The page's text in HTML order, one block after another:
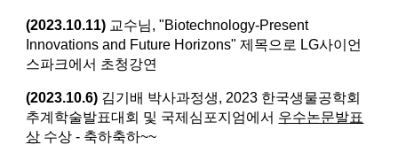
(2023.10.11) 교수님, "Biotechnology-Present
Innovations and Future Horizons" 제목으로 LG사이언
스파크에서 초청강연
(2023.10.6) 김기배 박사과정생, 2023 한국생물공학회
추계학술발표대회 및 국제심포지엄에서 우수논문발표
상 수상 - 축하축하~~